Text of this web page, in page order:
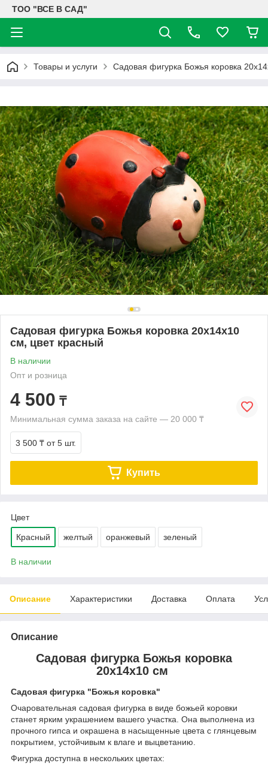
ТОО "ВСЕ В САД"
Товары и услуги Садовая фигурка Божья коровка
Садовая фигурка Божья коровка 20х14х10
см, цвет красный
В наличии
Опт и розница
4 500 ₸
Минимальная сумма заказа на сайте — 20 000 ₸
3 500 ₸ от 5 шт.
Купить
Цвет
Красный желтый оранжевый зеленый
В наличии
Описание Характеристики Доставка Оплата
Описание
Садовая фигурка Божья коровка
20х14х10 см
Садовая фигурка "Божья коровка"
Очаровательная садовая фигурка в виде божьей коровки
станет ярким украшением вашего участка. Она выполнена из
прочного гипса и окрашена в насыщенные цвета с глянцевым
покрытием, устойчивым к влаге и выцветанию.
Фигурка доступна в нескольких цветах: